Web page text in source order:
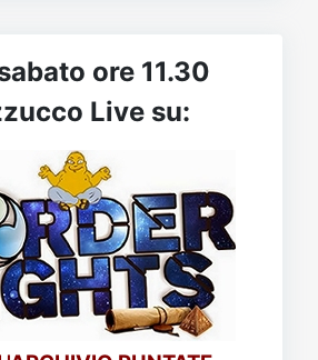
ore 11.30
Live su: